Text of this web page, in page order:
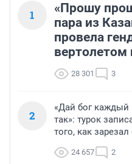
1
«Прошу
пара из
провела
вертолетом
28 301 3
2
«Дай бог каждый
так»: турок
того, как
24 657 2